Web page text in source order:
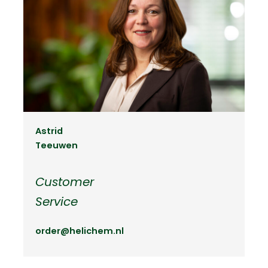
Astrid
Teeuwen
Customer
Service
order@helichem.nl